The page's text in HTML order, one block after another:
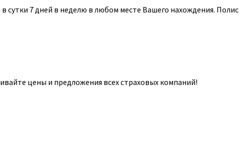
7 дней в неделю в любом месте Вашего нахождения. Полис
цены и предложения всех страховых компаний!